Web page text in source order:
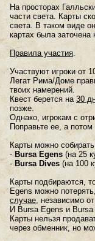
На просторах
части света. Карты
света. В таком виде
картах была заточена
Правила участия.
Участвуют игроки от
Легат Рима/Доме
твоих намерений.
Квест берется на 30
позже.
Однако, игрокам с
Поправьте ее, а
Карты можно
- Bursa Egens (на 25
- Bursa Dives (на 100
Карты подбираются,
Egens можно
случае, независимо
И Bursa Egens и
Карты нельзя
через обменник, но